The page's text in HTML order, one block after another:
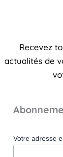
Recevez
actualités de
Votre adresse